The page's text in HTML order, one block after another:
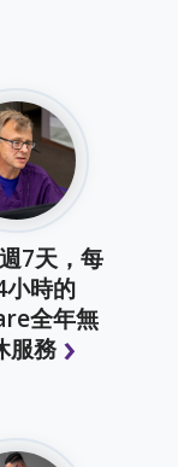
7天，每
小時的
全年無
服務